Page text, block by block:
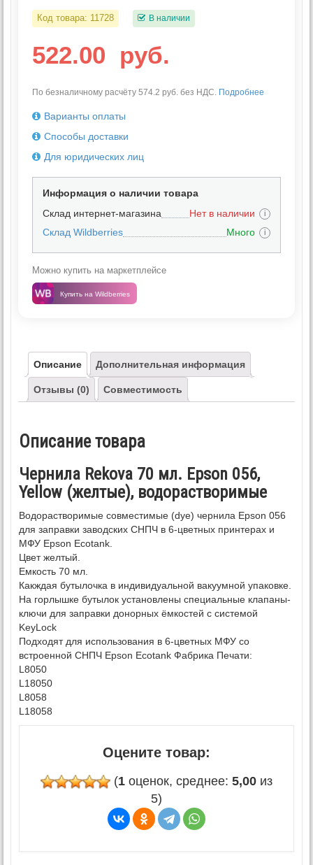
Код товара: 11728 В наличии
522.00 руб.
По безналичному расчёту 574.2 руб. без НДС. Подробнее
Варианты оплаты
Способы доставки
Для юридических лиц
Информация о наличии товара
Склад интернет-магазина
Нет в наличии i
Склад Wildberries Много i
Можно купить на маркетплейсе
Купить на Wildberries
Описание Дополнительная информация
Отзывы (0) Совместимость
Описание товара
Чернила Rekova 70 мл. Epson 056,
Yellow (желтые), водорастворимые
Водорастворимые совместимые (dye) чернила Epson 056
для заправки заводских СНПЧ в 6-цветных принтерах и
МФУ Epson Ecotank.
Цвет желтый.
Емкость 70 мл.
Какждая бутылочка в индивидуальной вакуумной упаковке.
На горлышке бутылок установлены специальные клапаны-
ключи для заправки донорных ёмкостей с системой
KeyLock
Подходят для использования в 6-цветных МФУ со
встроенной СНПЧ Epson Ecotank Фабрика Печати:
L8050
L18050
L8058
L18058
Оцените товар:
(1 оценок, среднее: 5,00 из
5)